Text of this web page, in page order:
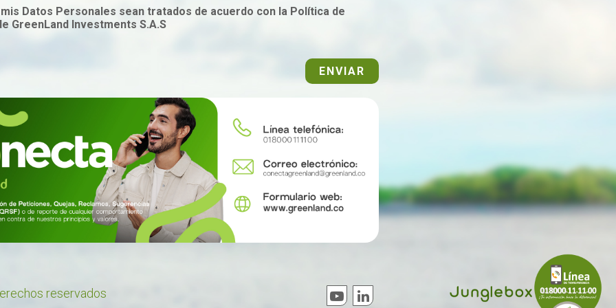
Datos Personales sean tratados de acuerdo con la Política de
GreenLand Investments S.A.S
ENVIAR
reservados